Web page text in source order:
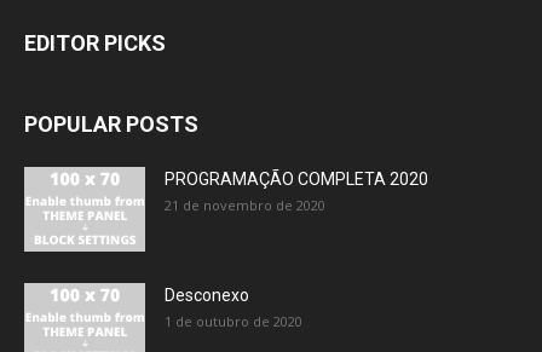
EDITOR PICKS
POPULAR POSTS
PROGRAMAÇÃO COMPLETA 2020
21 de novembro de 2020
Desconexo
1 de outubro de 2020